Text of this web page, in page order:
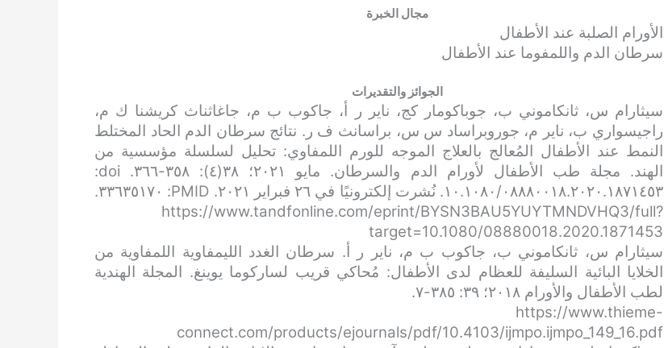
مجال الخبرة
الأورام الصلبة عند الأطفال
سرطان الدم واللمفوما عند الأطفال
الجوائز والتقديرات
سيثارام س، ثانكاموني ب، جوباكومار كج، ناير ر أ، جاكوب ب م، جاغاثناث كريشنا ك م،
راجيسواري ب، ناير م، جوروبراساد س س، براسانث ف ر. نتائج سرطان الدم الحاد المختلط
النمط عند الأطفال المُعالج بالعلاج الموجه للورم اللمفاوي: تحليل لسلسلة مؤسسية من
الهند. مجلة طب الأطفال لأورام الدم والسرطان. مايو ٢٠٢١؛ ٣٨(٤): ٣٥٨-٣٦٦. doi:
١٠.١٠٨٠/٠٨٨٨٠٠١٨.٢٠٢٠.١٨٧١٤٥٣. نُشرت إلكترونيًا في ٢٦ فبراير ٢٠٢١. PMID: ٣٣٦٣٥١٧٠.
https://www.tandfonline.com/eprint/BYSN3BAU5YUYTMNDVHQ3/full?
target=10.1080/08880018.2020.1871453
سيثارام س، ثانكاموني ب، جاكوب ب م، ناير ر أ. سرطان الغدد الليمفاوية اللمفاوية من
الخلايا البائية السليفة للعظام لدى الأطفال: مُحاكي قريب لساركوما يوينغ. المجلة الهندية
لطب الأطفال والأورام ٢٠١٨؛ ٣٩: ٣٨٥-٧.
https://www.thieme-
connect.com/products/ejournals/pdf/10.4103/ijmpo.ijmpo_149_16.pdf